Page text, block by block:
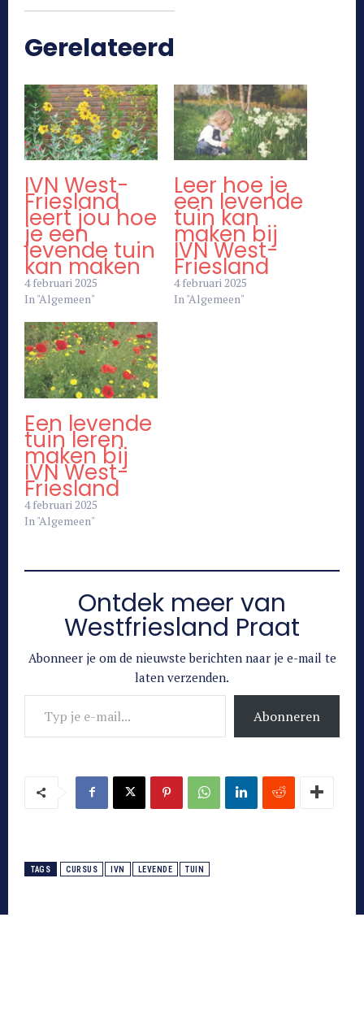
Gerelateerd
IVN West-
Friesland
leert jou hoe
je een
levende tuin
kan maken
4 februari 2025
In "Algemeen"
Leer hoe je
een levende
tuin kan
maken bij
IVN West-
Friesland
4 februari 2025
In "Algemeen"
Een levende
tuin leren
maken bij
IVN West-
Friesland
4 februari 2025
In "Algemeen"
Ontdek meer van
Westfriesland Praat
Abonneer je om de nieuwste berichten naar je e-mail te
laten verzenden.
Typ je e-mail...
Abonneren
TAGS CURSUS IVN LEVENDE TUIN